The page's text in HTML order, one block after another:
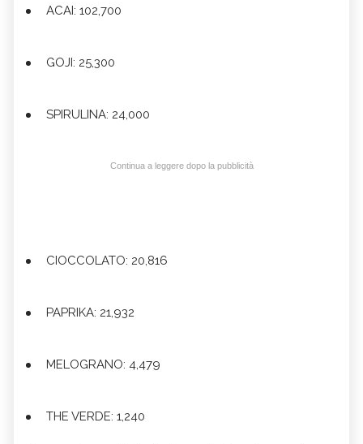
ACAI: 102,700
GOJI: 25,300
SPIRULINA: 24,000
Continua a leggere dopo la pubblicità
CIOCCOLATO: 20,816
PAPRIKA: 21,932
MELOGRANO: 4,479
THE VERDE: 1,240